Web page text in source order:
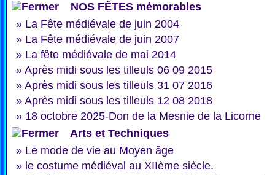
NOS FÊTES mémorables
» La Fête médiévale de juin 2004
» La Fête médiévale de juin 2007
» La fête médiévale de mai 2014
» Après midi sous les tilleuls 06 09 2015
» Après midi sous les tilleuls 31 07 2016
» Après midi sous les tilleuls 12 08 2018
» 18 octobre 2025-Don de la Mesnie de la Licorne
Arts et Techniques
» Le mode de vie au Moyen âge
» le costume médiéval au XIIème siècle.